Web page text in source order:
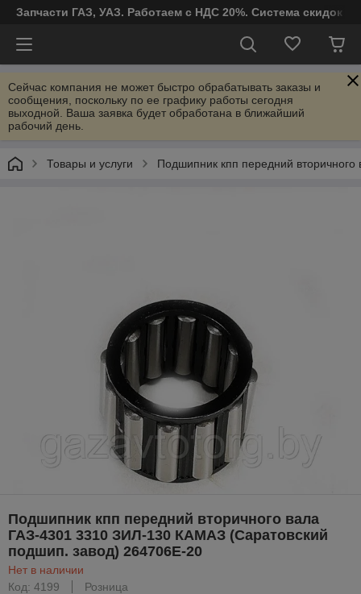
Запчасти ГАЗ, УАЗ. Работаем с НДС 20%. Система скидок
Сейчас компания не может быстро обрабатывать заказы и
сообщения, поскольку по ее графику работы сегодня
выходной. Ваша заявка будет обработана в ближайший
рабочий день.
Товары и услуги Подшипник кпп передний
Подшипник кпп передний вторичного вала
ГАЗ-4301 3310 ЗИЛ-130 КАМАЗ (Саратовский
подшип. завод) 264706Е-20
Нет в наличии
Код: 4199
Розница